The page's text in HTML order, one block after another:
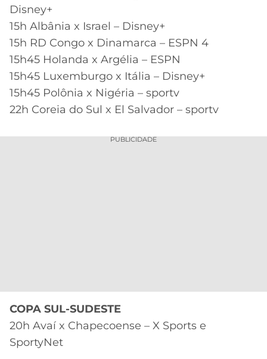
Disney+
15h Albânia x Israel – Disney+
15h RD Congo x Dinamarca – ESPN 4
15h45 Holanda x Argélia – ESPN
15h45 Luxemburgo x Itália – Disney+
15h45 Polônia x Nigéria – sportv
22h Coreia do Sul x El Salvador – sportv
PUBLICIDADE
COPA SUL-SUDESTE
20h Avaí x Chapecoense – X Sports e
SportyNet